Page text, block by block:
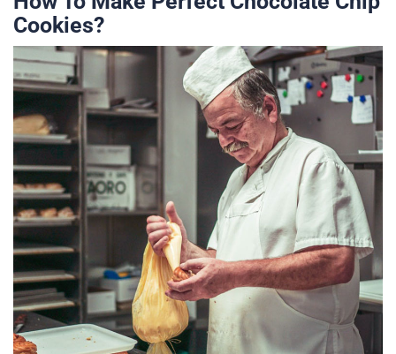
Cookies?